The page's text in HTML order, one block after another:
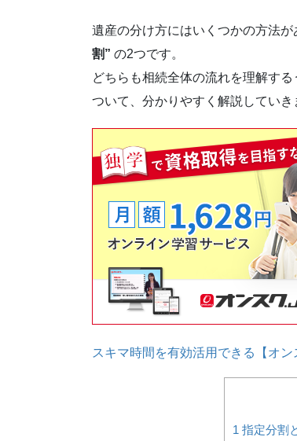
遺産の分け方にはいくつかの方法
割” の2つです。
どちらも相続全体の流れを理解す
ついて、分かりやすく解説していき
スキマ時間を有効活用できる【オン
1 指定分割